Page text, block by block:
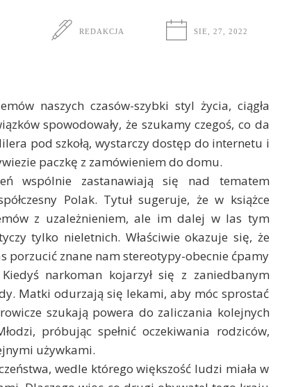
REDAKCJA SIE, 27, 2022
naszych czasów-szybki styl życia, ciągła
spowodowały, że szukamy czegoś, co da
pod szkołą, wystarczy dostęp do internetu i
paczkę z zamówieniem do domu.
wspólnie zastanawiają się nad tematem
Polak. Tytuł sugeruje, że w książce
z uzależnieniem, ale im dalej w las tym
tylko nieletnich. Właściwie okazuje się, że
porzucić znane nam stereotypy-obecnie ćpamy
narkoman kojarzył się z zaniedbanym
Matki odurzają się lekami, aby móc sprostać
szukają powera do zaliczania kolejnych
próbując spełnić oczekiwania rodziców,
używkami.
wedle którego większość ludzi miała w